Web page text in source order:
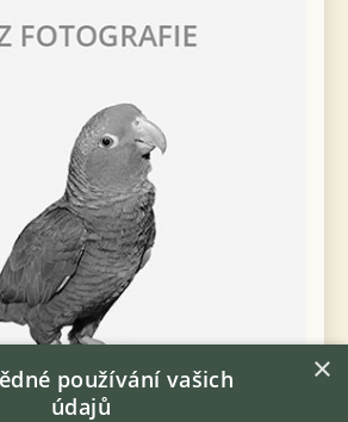
×
používání vašich
údajů